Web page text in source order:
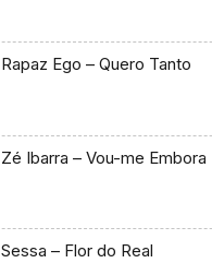
Rapaz Ego – Quero Tanto
Zé Ibarra – Vou-me Embora
Sessa – Flor do Real